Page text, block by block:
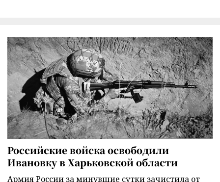
Российские войска освободили
Ивановку в Харьковской области
Армия России за минувшие сутки зачистила от